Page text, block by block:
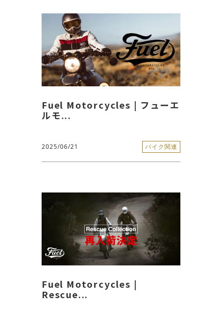
Fuel Motorcycles | フューエ
ルモ...
2025/06/21 バイク関連
Fuel Motorcycles |
Rescue...